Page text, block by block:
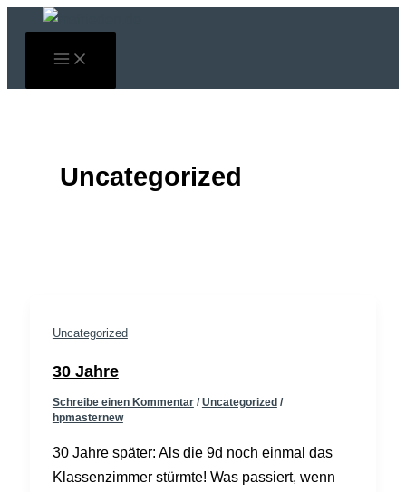
springen
Uncategorized
Uncategorized
30 Jahre
Schreibe einen Kommentar /Uncategorized/
hpmasternew
30 Jahre später: Als die 9d noch einmal das
Klassenzimmer stürmte! Was passiert, wenn